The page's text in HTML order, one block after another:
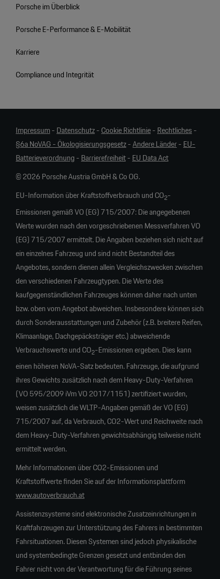
Porsche im Überblick
Porsche E-Performance & E-Mobilität
Karriere
Compliance und Integrität
Impressum-Datenschutz-Cookie Richtlinie-Rechtliches-
§6a NoVAG - Ökologisierungsgesetz-Andere Länder-EU-
Batterieverordnung -Barrierefreiheit-EU Data Act
© 2026 Porsche Austria GmbH & Co OG.
EU-Information über Kraftstoffverbrauch und CO2-
Emissionen gemäß VO (EG) 715/2007: Die angegebenen
Werte wurden nach den vorgeschriebenen Messverfahren VO
(EG) 715/2007 ermittelt. Die Angaben beziehen sich nicht auf
ein einzelnes Fahrzeug und sind nicht Bestandteil des
Angebotes, sondern dienen allein Vergleichszwecken zwischen
den verschiedenen Fahrzeugtypen. Die Werte des
kaufgegenständlichen Fahrzeuges können daher nach unten
bzw. oben vom Angebot abweichen. Insbesondere können sich
durch Sonderausstattungen und Zubehör (z.B. breitere Reifen,
Klimaanlage, Dachgepäcksträger etc.) abweichende
Verbrauchswerte und CO2-Emissionen ergeben. Dies kann
einen höheren NoVA-Satz bedeuten. Fahrzeuge, die aufgrund
ihres Gewichts zusätzlich nach dem Heavy-Duty-Verfahren
(VO 595/2009 iVm VO 2017/1151) zertifiziert wurden,
weisen zusätzlich die WLTP-Angaben gemäß der VO (EG)
715/2007 auf, da Verbrauch, CO2-Wert und Reichweite nach
dem Heavy-Duty-Verfahren gewichtsabhängig teilweise nicht
ermittelt werden.
Mehr Informationen über CO2-Emissionen und
Kraftstoffwerte finden Sie auf der Informationsplattform
www.autoverbrauch.at
Assistenzsysteme sind elektronische Zusatzeinrichtungen in
Kraftfahrzeugen zur Unterstützung des Fahrers in bestimmten
Fahrsituationen. Diesen Systemen sind jedoch physikalische
und systembedingte Grenzen gesetzt und entbinden den
Fahrer nicht von der Verantwortung für die Führung seines